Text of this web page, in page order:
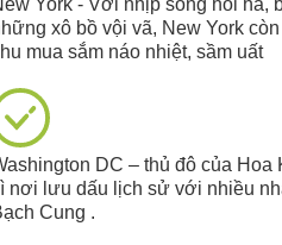
York - Với nhịp sống hối hả,
xô bồ vội vã, New York
mua sắm náo nhiệt, sầm uất
DC – thủ đô của
nơi lưu dấu lịch sử với nhiều
Cung .